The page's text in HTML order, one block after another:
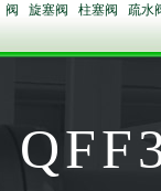
阀
旋塞阀 柱塞阀 疏水